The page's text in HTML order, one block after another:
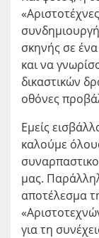
σκηνής σε
και να
δικαστικών
οθόνες
Εμείς
καλούμε
μας.
αποτέλεσμα
για τη